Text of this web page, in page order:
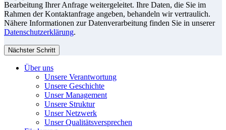
Bearbeitung Ihrer Anfrage weitergeleitet. Ihre Daten, die Sie im
Rahmen der Kontaktanfrage angeben, behandeln wir vertraulich.
Nähere Informationen zur Datenverarbeitung finden Sie in unserer
Datenschutzerklärung.
Nächster Schritt
Über uns
Unsere Verantwortung
Unsere Geschichte
Unser Management
Unsere Struktur
Unser Netzwerk
Unser Qualitätsversprechen